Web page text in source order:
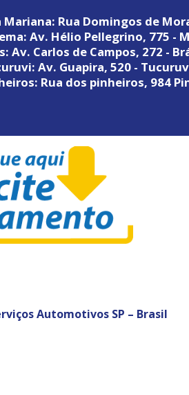
Mariana: Rua Domingos de
Av. Hélio Pellegrino, 775 -
Av. Carlos de Campos, 272 -
Av. Guapira, 520 -
Rua dos pinheiros, 984
Automotivos SP – Brasil